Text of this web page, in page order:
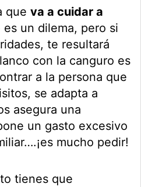
queva a cuidar a
es un dilema, pero si
te resultará
con la canguro es
a la persona que
se adapta a
asegura una
un gasto excesivo
mucho pedir!
tienes que